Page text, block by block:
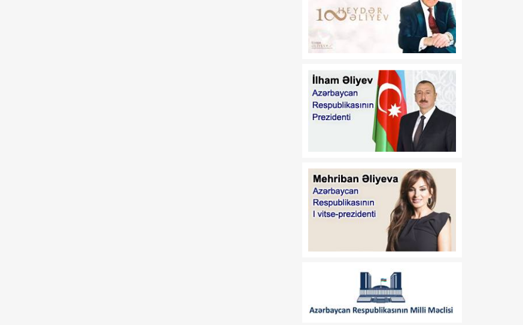
dərəcələri üzrə sınaq
imtahanlarına cəlb
07 Avqust
elementinə çevrilən
Zəngəzur dəhlizi: Birillik
Vaşinqton diplomatiyasının
uğurları
07 Avqust
Trans-Xəzər fiber-optik
Avrasiyanın rəqəmsal
körpüsünə çevirir
07 Avqust
Ukraynalı ekspert:
Azərbaycan xarici
prioritetinin yalnız milli
olduğunu nümayiş etdirir
16:34
07 Avqust
“Vətən” jurnalı: Özbəkistan
və Azərbaycan: Müttəfiqlik
07 Avqust